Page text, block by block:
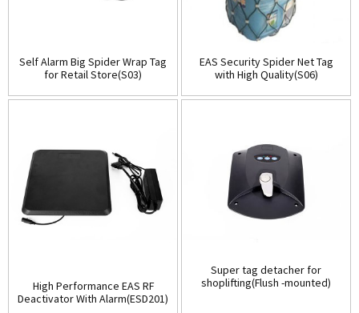
Self Alarm Big Spider Wrap Tag
for Retail Store(S03)
EAS Security Spider Net Tag
with High Quality(S06)
High Performance EAS RF
Deactivator With Alarm(ESD201)
Super tag detacher for
shoplifting(Flush -mounted)